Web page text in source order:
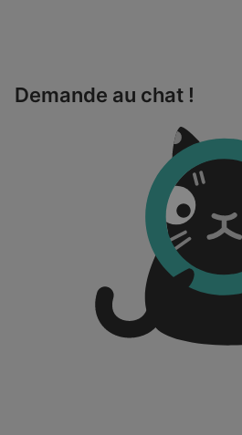
Demande au chat !